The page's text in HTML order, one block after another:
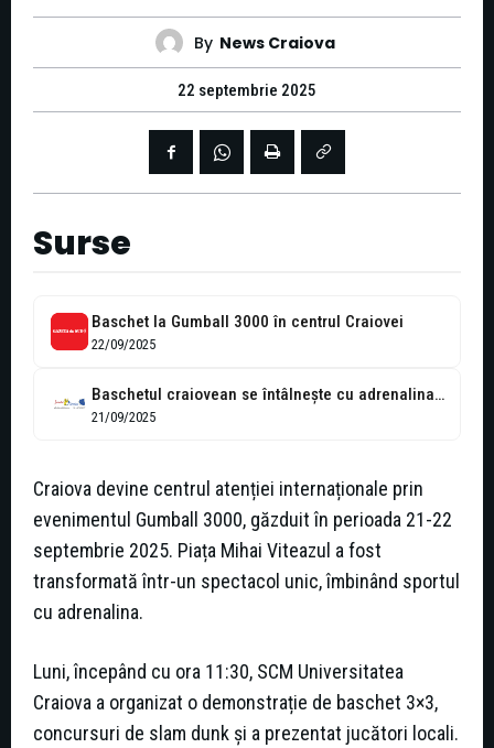
By News Craiova
22 septembrie 2025
Surse
Baschet la Gumball 3000 în centrul Craiovei
22/09/2025
Baschetul craiovean se întâlnește cu adrenalina Gumball 3000
21/09/2025
Craiova devine centrul atenției internaționale prin
evenimentul Gumball 3000, găzduit în perioada 21-22
septembrie 2025. Piața Mihai Viteazul a fost
transformată într-un spectacol unic, îmbinând sportul
cu adrenalina.
Luni, începând cu ora 11:30, SCM Universitatea
Craiova a organizat o demonstrație de baschet 3×3,
concursuri de slam dunk și a prezentat jucători locali.